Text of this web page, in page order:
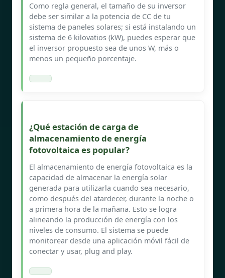
Como regla general, el tamaño de su inversor
debe ser similar a la potencia de CC de tu
sistema de paneles solares; si está instalando un
sistema de 6 kilovatios (kW), puedes esperar que
el inversor propuesto sea de unos W, más o
menos un pequeño porcentaje.
¿Qué estación de carga de
almacenamiento de energía
fotovoltaica es popular?
El almacenamiento de energía fotovoltaica es la
capacidad de almacenar la energía solar
generada para utilizarla cuando sea necesario,
como después del atardecer, durante la noche o
a primera hora de la mañana. Esto se logra
alineando la producción de energía con los
niveles de consumo. El sistema se puede
monitorear desde una aplicación móvil fácil de
conectar y usar, plug and play.